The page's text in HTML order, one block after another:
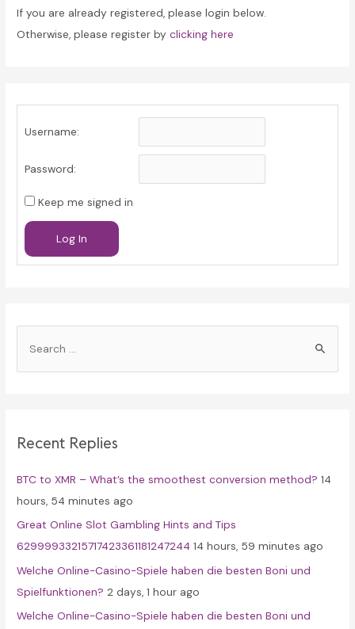
If you are already registered, please login below.
Otherwise, please register byclicking here
Username:
Password:
Keep me signed in
Log In
h
o
r
:
Recent Replies
BTC to XMR – What’s the smoothest conversion method? 14
hours, 54 minutes ago
Great Online Slot Gambling Hints and Tips
62999933215717423361181247244 14 hours, 59 minutes ago
Welche Online-Casino-Spiele haben die besten Boni und
Spielfunktionen? 2 days, 1 hour ago
Welche Online-Casino-Spiele haben die besten Boni und